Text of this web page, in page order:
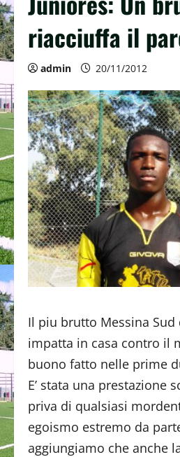
riacciuffa il
admin 20/11/2012
Il piu brutto Messina
impatta in casa contro il
buono fatto nelle prime
E’ stata una prestazione
priva di qualsiasi
egoismo estremo da
aggiungiamo che anche